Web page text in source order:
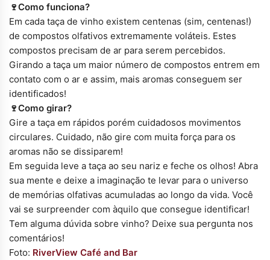
🍷Como funciona?
Em cada taça de vinho existem centenas (sim, centenas!)
de compostos olfativos extremamente voláteis. Estes
compostos precisam de ar para serem percebidos.
Girando a taça um maior número de compostos entrem em
contato com o ar e assim, mais aromas conseguem ser
identificados!
🍷Como girar?
Gire a taça em rápidos porém cuidadosos movimentos
circulares. Cuidado, não gire com muita força para os
aromas não se dissiparem!
Em seguida leve a taça ao seu nariz e feche os olhos! Abra
sua mente e deixe a imaginação te levar para o universo
de memórias olfativas acumuladas ao longo da vida. Você
vai se surpreender com àquilo que consegue identificar!
Tem alguma dúvida sobre vinho? Deixe sua pergunta nos
comentários!
Foto: RiverView Café and Bar